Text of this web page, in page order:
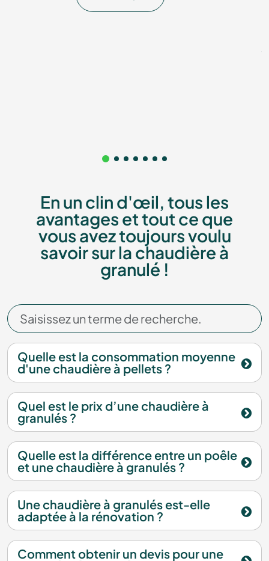
gestion de son budget. Le remplacement
En un clin d'œil, tous les
avantages et tout ce que
vous avez toujours voulu
savoir sur la chaudière à
granulé !
Quelle est la consommation moyenne
d'une chaudière à pellets ?
Quel est le prix d’une chaudière à
granulés ?
Quelle est la différence entre un poêle
et une chaudière à granulés ?
Une chaudière à granulés est-elle
adaptée à la rénovation ?
Comment obtenir un devis pour une